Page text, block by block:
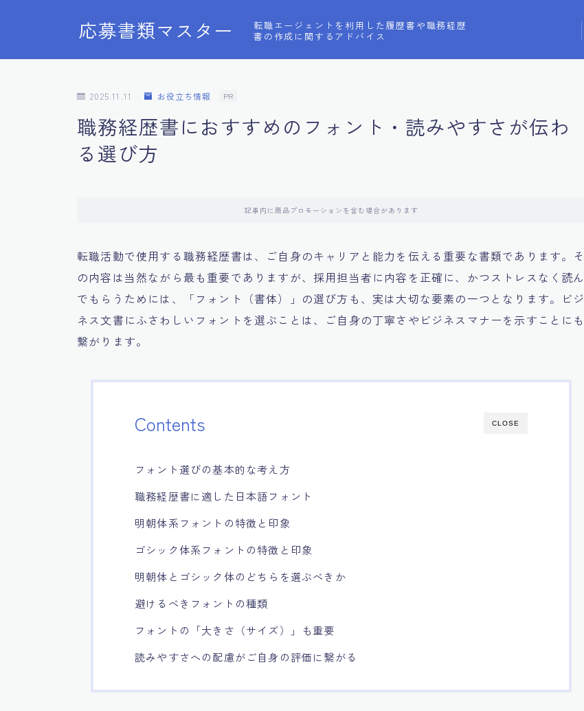
応募書類マスター
転職エージェントを利用した履歴書や職務経歴
書の作成に関するアドバイス
2025.11.11 お役立ち情報 PR
職務経歴書におすすめのフォント・読みやすさが伝わ
る選び方
記事内に商品プロモーションを含む場合があります
転職活動で使用する職務経歴書は、ご自身のキャリアと能力を伝える重要な書類であります。そ
の内容は当然ながら最も重要でありますが、採用担当者に内容を正確に、かつストレスなく読ん
でもらうためには、「フォント（書体）」の選び方も、実は大切な要素の一つとなります。ビジ
ネス文書にふさわしいフォントを選ぶことは、ご自身の丁寧さやビジネスマナーを示すことにも
繋がります。
CLOSE
Contents
フォント選びの基本的な考え方
職務経歴書に適した日本語フォント
明朝体系フォントの特徴と印象
ゴシック体系フォントの特徴と印象
明朝体とゴシック体のどちらを選ぶべきか
避けるべきフォントの種類
フォントの「大きさ（サイズ）」も重要
読みやすさへの配慮がご自身の評価に繋がる